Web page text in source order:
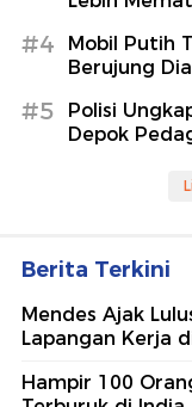
#4
Mobil Putih
Berujung
#5
Polisi
Depok
Berita Terkini
Mendes Ajak
Lapangan Kerja
Hampir 100